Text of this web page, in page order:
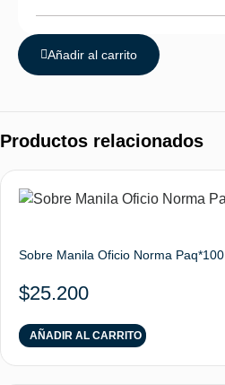
Añadir al carrito
Productos relacionados
Sobre Manila Oficio Norma Paq*100
$25.200
AÑADIR AL CARRITO